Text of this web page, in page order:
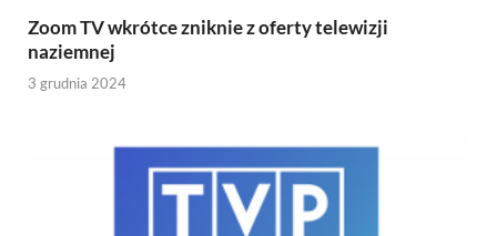
Zoom TV wkrótce zniknie z oferty telewizji
naziemnej
3 grudnia 2024